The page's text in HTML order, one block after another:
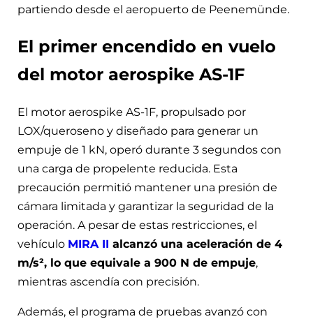
partiendo desde el aeropuerto de Peenemünde.
El primer encendido en vuelo
del motor aerospike AS-1F
El motor aerospike AS-1F, propulsado por
LOX/queroseno y diseñado para generar un
empuje de 1 kN, operó durante 3 segundos con
una carga de propelente reducida. Esta
precaución permitió mantener una presión de
cámara limitada y garantizar la seguridad de la
operación. A pesar de estas restricciones, el
vehículo MIRA II alcanzó una aceleración de 4
m/s², lo que equivale a 900 N de empuje,
mientras ascendía con precisión.
Además, el programa de pruebas avanzó con